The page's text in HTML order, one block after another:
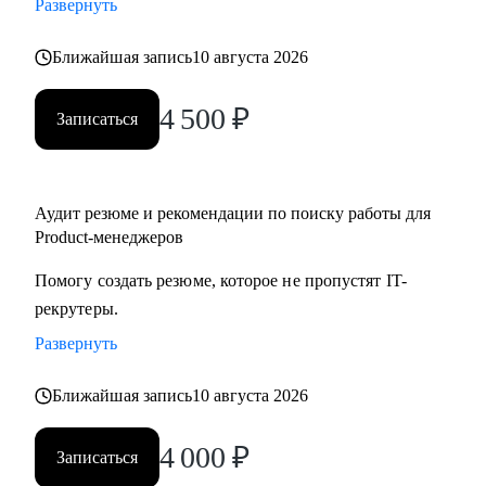
специфику найма
менеджера и перейти со смежных областей
• Начинающим специалистам в карьере Product Management
Развернуть
Ближайшая запись10 августа 2026
Записаться 4 500 ₽
Аудит резюме и рекомендации по поиску работы для
Product-менеджеров
Помогу создать резюме, которое не пропустят IT-
рекрутеры.
Развернуть
Ближайшая запись10 августа 2026
Записаться 4 000 ₽